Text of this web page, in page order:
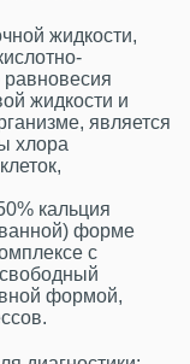
жидкости,
равновесия
жидкости и
является
хлора
кальция
форме
с
формой,